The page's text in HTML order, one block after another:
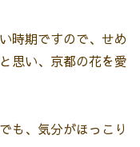
時期ですので、せめ
思い、京都の花を愛
も、気分がほっこり